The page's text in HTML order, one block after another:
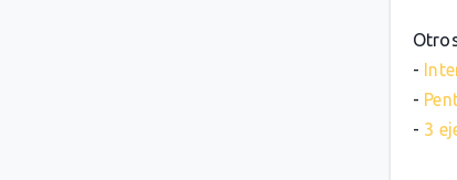
-
-
- 3